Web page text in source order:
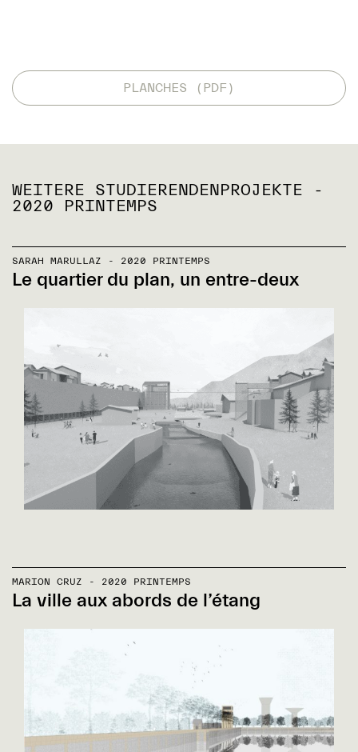
PLANCHES (PDF)
WEITERE STUDIERENDENPROJEKTE -
2020 PRINTEMPS
SARAH MARULLAZ - 2020 PRINTEMPS
Le quartier du plan, un entre-deux
MARION CRUZ - 2020 PRINTEMPS
La ville aux abords de l’étang